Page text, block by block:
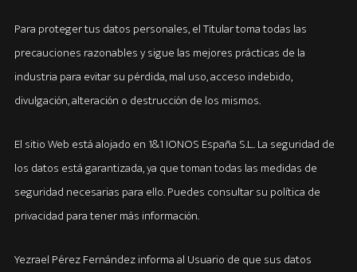
Para proteger tus datos personales, el Titular toma todas las
precauciones razonables y sigue las mejores prácticas de la
industria para evitar su pérdida, mal uso, acceso indebido,
divulgación, alteración o destrucción de los mismos.
El sitio Web está alojado en 1&1 IONOS España S.L.. La seguridad de
los datos está garantizada, ya que toman todas las medidas de
seguridad necesarias para ello. Puedes consultar su política de
privacidad para tener más información.
Yezrael Pérez Fernández informa al Usuario de que sus datos